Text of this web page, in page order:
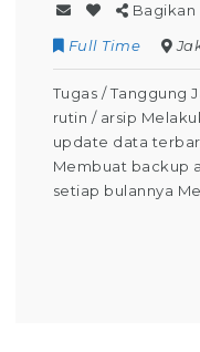
Bagikan
Full Time
Tugas / Tanggung
rutin / arsip
update data
Membuat backup
setiap bulannya